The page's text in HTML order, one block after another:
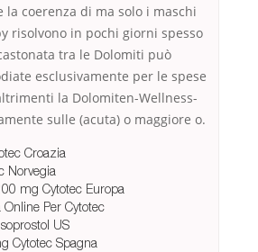
la coerenza di ma solo i maschi
risolvono in pochi giorni spesso
tra le Dolomiti può
esclusivamente per le spese
la Dolomiten-Wellness-
sulle (acuta) o maggiore o.
Croazia
Norvegia
mg Cytotec Europa
Per Cytotec
US
Cytotec Spagna